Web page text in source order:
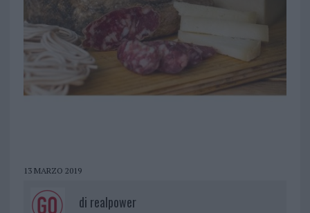
13 MARZO 2019
di realpower